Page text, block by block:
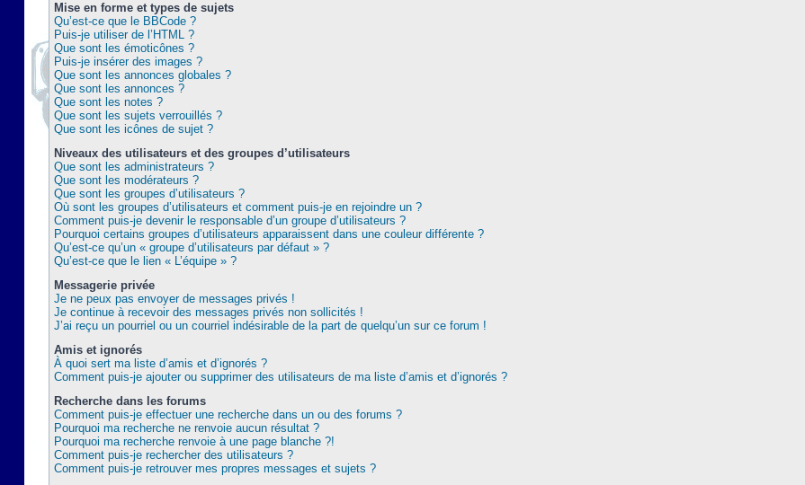
Mise en forme et types de sujets
Qu’est-ce que le BBCode ?
Puis-je utiliser de l’HTML ?
Que sont les émoticônes ?
Puis-je insérer des images ?
Que sont les annonces globales ?
Que sont les annonces ?
Que sont les notes ?
Que sont les sujets verrouillés ?
Que sont les icônes de sujet ?
Niveaux des utilisateurs et des groupes d’utilisateurs
Que sont les administrateurs ?
Que sont les modérateurs ?
Que sont les groupes d’utilisateurs ?
Où sont les groupes d’utilisateurs et comment puis-je en rejoindre un ?
Comment puis-je devenir le responsable d’un groupe d’utilisateurs ?
Pourquoi certains groupes d’utilisateurs apparaissent dans une couleur différente ?
Qu’est-ce qu’un « groupe d’utilisateurs par défaut » ?
Qu’est-ce que le lien « L’équipe » ?
Messagerie privée
Je ne peux pas envoyer de messages privés !
Je continue à recevoir des messages privés non sollicités !
J’ai reçu un pourriel ou un courriel indésirable de la part de quelqu’un sur ce forum !
Amis et ignorés
À quoi sert ma liste d’amis et d’ignorés ?
Comment puis-je ajouter ou supprimer des utilisateurs de ma liste d’amis et d’ignorés ?
Recherche dans les forums
Comment puis-je effectuer une recherche dans un ou des forums ?
Pourquoi ma recherche ne renvoie aucun résultat ?
Pourquoi ma recherche renvoie à une page blanche ?!
Comment puis-je rechercher des utilisateurs ?
Comment puis-je retrouver mes propres messages et sujets ?